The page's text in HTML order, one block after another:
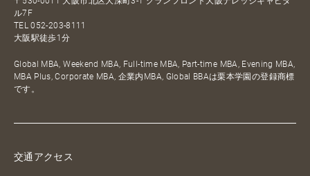
ル7F
TEL052-203-8111
大阪駅徒歩1分
Global MBA, Weekend MBA, Full-time MBA, Part-time MBA, Evening MBA,
MBA Plus, Corporate MBA, 企業内MBA, Global BBAは栗本学園の登録商標
です。
交通アクセス